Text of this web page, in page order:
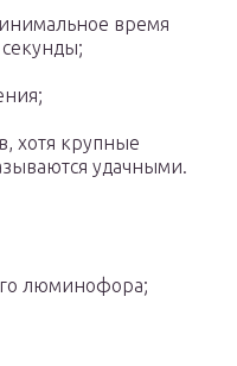
время
хотя крупные
удачными.
люминофора;